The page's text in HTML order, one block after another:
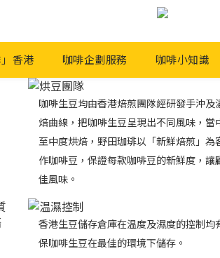
香港 咖啡企劃服務 咖啡小知識
咖啡生豆均由香港焙煎團隊經研發手沖及
焙曲線，把咖啡生豆呈現出不同風味，當
至中度烘焙，野田珈琲以「新鮮焙煎」為
作咖啡豆，保證每款咖啡豆的新鮮度，讓
佳風味。
香港生豆儲存倉庫在温度及濕度的控制均
保咖啡生豆在最佳的環境下儲存。